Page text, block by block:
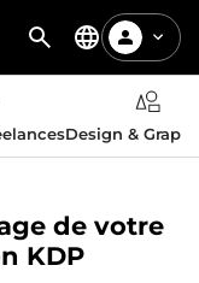
Design &
de votre
KDP